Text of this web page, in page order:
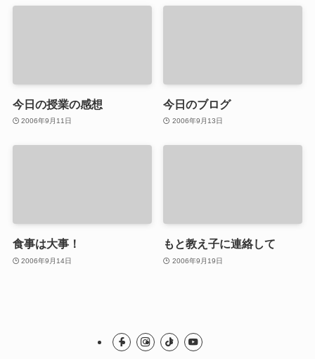
今日の授業の感想
2006年9月11日
今日のブログ
2006年9月13日
食事は大事！
2006年9月14日
もと教え子に連絡して
2006年9月19日